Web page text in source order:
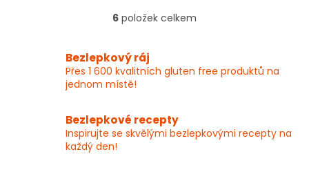
O
á
d
í
p
r
6 položek celkem
Bezlepkový ráj
Přes 1 600 kvalitních gluten free produktů na
jednom místě!
Bezlepkové recepty
Inspirujte se skvělými bezlepkovými recepty na
každý den!